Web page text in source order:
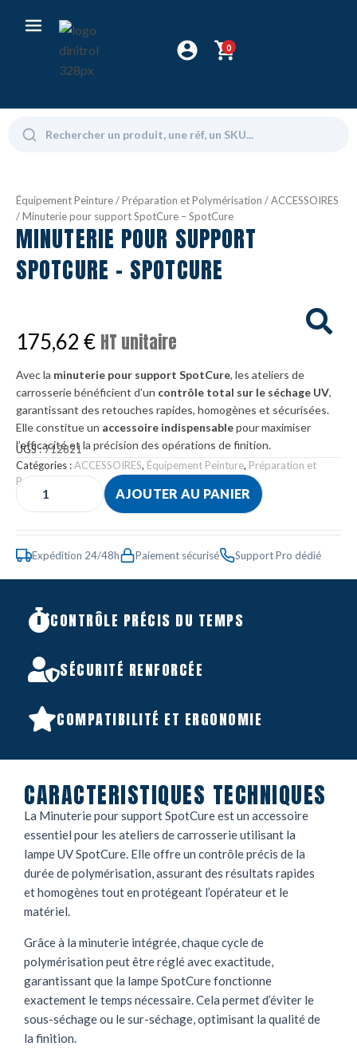
0
Équipement Peinture/Préparation et Polymérisation /ACCESSOIRES
/ Minuterie pour support SpotCure – SpotCure
MINUTERIE POUR SUPPORT
SPOTCURE - SPOTCURE
175,62 € HT unitaire
Avec la minuterie pour support SpotCure, les ateliers de
carrosserie bénéficient d’un contrôle total sur le séchage UV,
garantissant des retouches rapides, homogènes et sécurisées.
Elle constitue un accessoire indispensablepour maximiser
l’efficacité et la précision des opérations de finition.
UGS :712821
Catégories :ACCESSOIRES, Équipement Peinture, Préparation et
Polymérisation
AJOUTER AU PANIER
Expédition 24/48h Paiement sécurisé Support Pro dédié
CONTRÔLE PRÉCIS DU TEMPS
SÉCURITÉ RENFORCÉE
COMPATIBILITÉ ET ERGONOMIE
CARACTERISTIQUES TECHNIQUES
La Minuterie pour support SpotCure est un accessoire
essentiel pour les ateliers de carrosserie utilisant la
lampe UV SpotCure. Elle offre un contrôle précis de la
durée de polymérisation, assurant des résultats rapides
et homogènes tout en protégeant l’opérateur et le
matériel.
Grâce à la minuterie intégrée, chaque cycle de
polymérisation peut être réglé avec exactitude,
garantissant que la lampe SpotCure fonctionne
exactement le temps nécessaire. Cela permet d’éviter le
sous-séchage ou le sur-séchage, optimisant la qualité de
la finition.